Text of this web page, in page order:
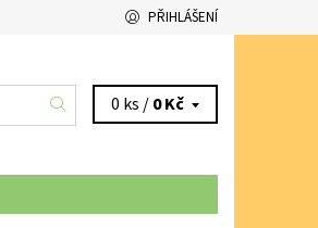
PŘIHLÁŠENÍ
0 ks /0 Kč